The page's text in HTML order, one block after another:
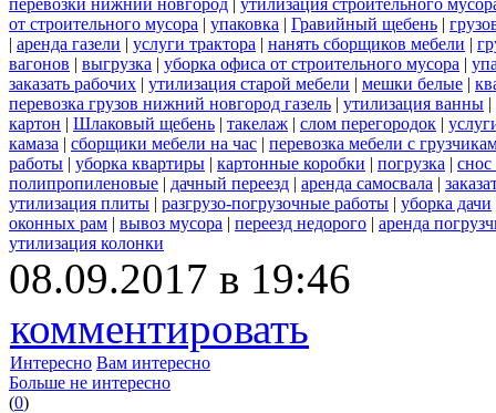
от строительного мусора | упаковка | Гравийный щебень |
| аренда газели | услуги трактора | нанять сборщиков мебели |
вагонов | выгрузка | уборка офиса от строительного мусора |
заказать рабочих | утилизация старой мебели | мешки белые |
перевозка грузов нижний новгород газель | утилизация ванны |
картон | Шлаковый щебень | такелаж | слом перегородок |
камаза | сборщики мебели на час | перевозка мебели с
работы | уборка квартиры | картонные коробки | погрузка | снос
полипропиленовые | дачный переезд | аренда самосвала |
утилизация плиты | разгрузо-погрузочные работы | уборка дачи
оконных рам | вывоз мусора | переезд недорого | аренда
утилизация колонки
08.09.2017 в 19:46
комментировать
Интересно Вам интересно
Больше не интересно
(0)